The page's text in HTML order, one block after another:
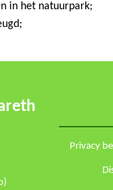
in het natuurpark;
Privacy